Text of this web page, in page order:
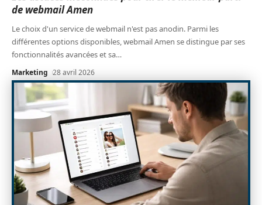
de webmail Amen
Le choix d'un service de webmail n'est pas anodin. Parmi les
différentes options disponibles, webmail Amen se distingue par ses
fonctionnalités avancées et sa…
Marketing 28 avril 2026